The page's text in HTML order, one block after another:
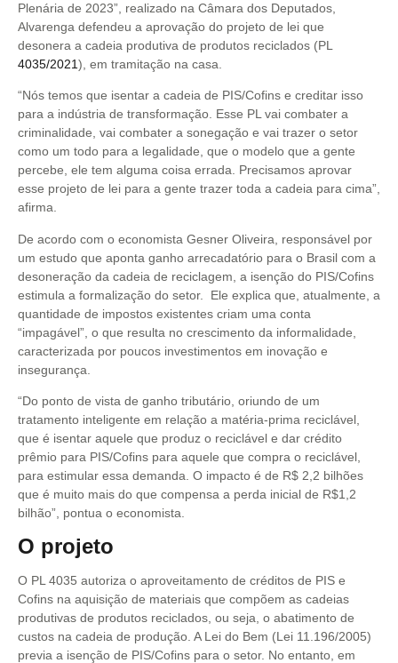
Plenária de 2023”, realizado na Câmara dos Deputados,
Alvarenga defendeu a aprovação do projeto de lei que
desonera a cadeia produtiva de produtos reciclados (PL
4035/2021), em tramitação na casa.
“Nós temos que isentar a cadeia de PIS/Cofins e creditar isso
para a indústria de transformação. Esse PL vai combater a
criminalidade, vai combater a sonegação e vai trazer o setor
como um todo para a legalidade, que o modelo que a gente
percebe, ele tem alguma coisa errada. Precisamos aprovar
esse projeto de lei para a gente trazer toda a cadeia para cima”,
afirma.
De acordo com o economista Gesner Oliveira, responsável por
um estudo que aponta ganho arrecadatório para o Brasil com a
desoneração da cadeia de reciclagem, a isenção do PIS/Cofins
estimula a formalização do setor. Ele explica que, atualmente, a
quantidade de impostos existentes criam uma conta
“impagável”, o que resulta no crescimento da informalidade,
caracterizada por poucos investimentos em inovação e
insegurança.
“Do ponto de vista de ganho tributário, oriundo de um
tratamento inteligente em relação a matéria-prima reciclável,
que é isentar aquele que produz o reciclável e dar crédito
prêmio para PIS/Cofins para aquele que compra o reciclável,
para estimular essa demanda. O impacto é de R$ 2,2 bilhões
que é muito mais do que compensa a perda inicial de R$1,2
bilhão”, pontua o economista.
O projeto
O PL 4035 autoriza o aproveitamento de créditos de PIS e
Cofins na aquisição de materiais que compõem as cadeias
produtivas de produtos reciclados, ou seja, o abatimento de
custos na cadeia de produção. A Lei do Bem (Lei 11.196/2005)
previa a isenção de PIS/Cofins para o setor. No entanto, em